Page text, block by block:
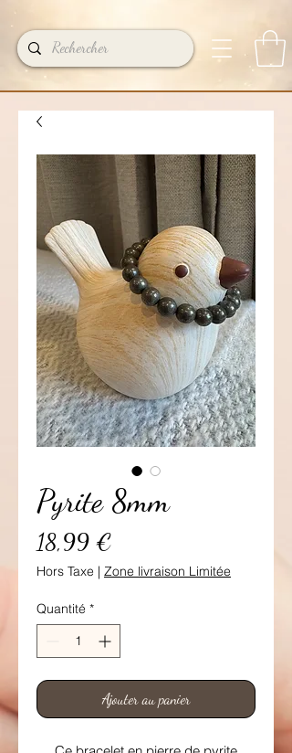
Pyrite 8mm
18,99 €
Hors Taxe | Zone livraison Limitée
Quantité *
Ajouter au panier